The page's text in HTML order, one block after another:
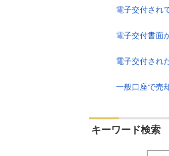
電子交付され
電子交付書面
電子交付され
一般口座で売
キーワード検索